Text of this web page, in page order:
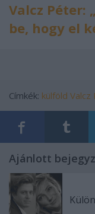
Valcz Péter:
be, hogy el
Címkék: külföld Valcz
Ajánlott